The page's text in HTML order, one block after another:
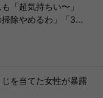
「超気持ちい〜」
掃除やめるわ」「3...
じを当てた女性が暴露